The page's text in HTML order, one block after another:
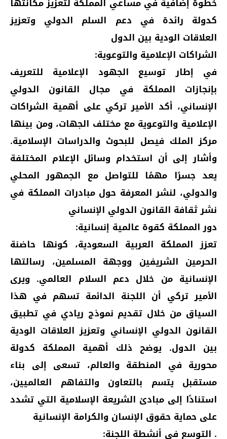
كدولة رائدة في دعم السلم الدولي وتعزيز
العلاقات الودية بين الدول
الشراكات الإعلامية والتوعوية:
في إطار توسيع الجهود الإعلامية للتعريف
بإنجازات المملكة في مجال القانون الدولي
الإنساني، أكد الأمير تركي على أهمية الشراكات
الإعلامية والتوعوية مع مختلف الجهات، ومن بينها
مركز الملك فيصل للبحوث والدراسات الإسلامية.
وأشار إلى أن استخدام وسائل الإعلام المختلفة
يعد جسرًا مهمًا للتواصل مع الجمهور المحلي
والدولي، لنشر المعرفة حول مبادرات المملكة في
نشر ثقافة القانون الدولي الإنساني
دور المملكة كقوة عالمية إنسانية:
تعزز المملكة العربية السعودية، كونها حاضنة
الحرمين الشريفين ووجهة المسلمين، رسالتها
الإنسانية من خلال دعم السلام العالمي. ويرى
الأمير تركي أن اللجنة الدائمة تسهم في هذا
السياق من خلال تقديم نموذج ريادي في تطبيق
القانون الدولي الإنساني وتعزيز العلاقات الودية
بين الدول. يوضح ذلك أهمية المملكة كدولة
محورية في المنطقة والعالم، تسعى إلى بناء
مستقبل يتسم بالتعاون والتفاهم العالميين،
استنادًا إلى مبادئ الشريعة الإسلامية التي تشدد
على حماية حقوق الإنسان والكرامة الإنسانية
. التوسع في أنشطة اللجنة: